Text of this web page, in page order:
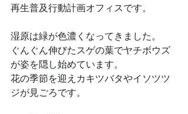
再生普及行動計画オフィスです。
湿原は緑が色濃くなってきました。
ぐんぐん伸びたスゲの葉でヤチボウズ
が姿を隠し始めています。
花の季節を迎えカキツバタやイソツツ
ジが見ごろです。